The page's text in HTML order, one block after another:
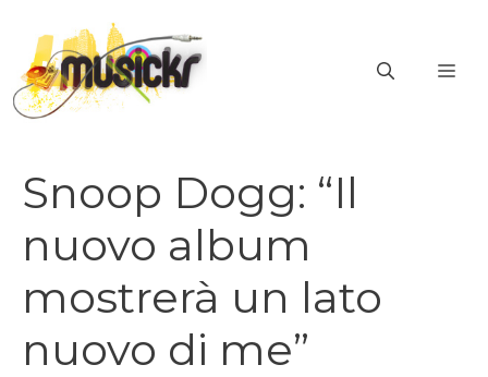
contenuto
Snoop Dogg: “Il
nuovo album
mostrerà un lato
nuovo di me”